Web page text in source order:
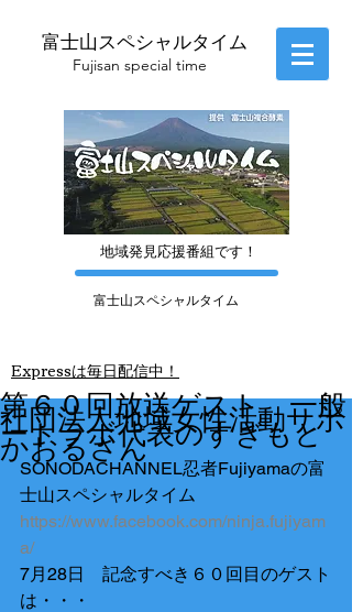
富士山スペシャルタイム
​Fujisan special time
​地域発見応援番組です！
富士山スペシャルタイム
​Expressは毎日配信中！
第６０回放送ゲスト 一般
社団法人地域女性活動サポ
ートラボ代表のすぎもと
かおるさん
SONODACHANNEL忍者Fujiyamaの富
士山スペシャルタイム
https://www.facebook.com/ninja.fujiyam
a/
7月28日　記念すべき６０回目のゲスト
は・・・